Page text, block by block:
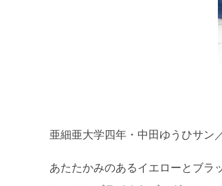
亜細亜大学四年・中田ゆうひサン
あたたかみのあるイエローとブラ